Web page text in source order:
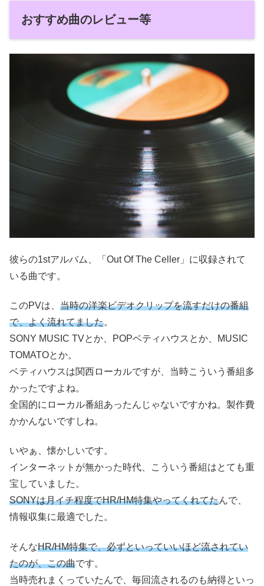
おすすめ曲のレビュー等
彼らの1stアルバム、「Out Of The Celler」に収録されて
いる曲です。
このPVは、 当時の洋楽ビデオクリップを流すだけの番組
で、よく流れてました。
SONY MUSIC TVとか、POPベティハウスとか、MUSIC
TOMATOとか。
ベティハウスは関西ローカルですが、当時こういう番組多
かったですよね。
全国的にローカル番組あったんじゃないですかね。製作費
かかんないですしね。
いやぁ、懐かしいです。
インターネットが無かった時代、こういう番組はとても重
宝していました。
SONYは月イチ程度でHR/HM特集やってくれてたんで、
情報収集に最適でした。
そんなHR/HM特集で、必ずといっていいほど流されてい
たのが、この曲です。
当時売れまくっていたんで、毎回流されるのも納得といっ